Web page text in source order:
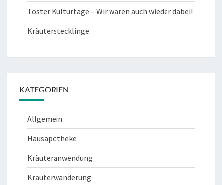
Töster Kulturtage – Wir waren auch wieder dabei!
Kräuterstecklinge
KATEGORIEN
Allgemein
Hausapotheke
Kräuteranwendung
Kräuterwanderung